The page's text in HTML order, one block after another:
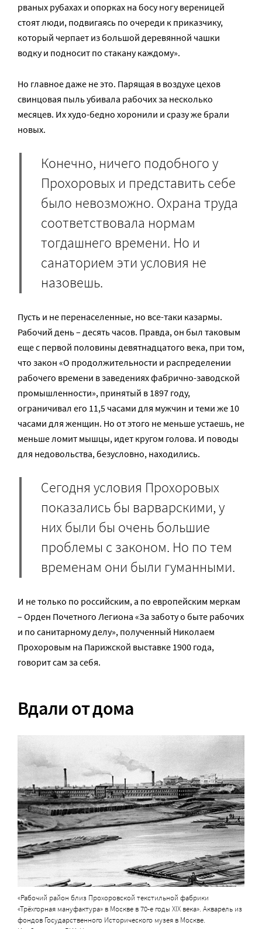
рваных рубахах и опорках на босу ногу вереницей
стоят люди, подвигаясь по очереди к приказчику,
который черпает из большой деревянной чашки
водку и подносит по стакану каждому».
Но главное даже не это. Парящая в воздухе цехов
свинцовая пыль убивала рабочих за несколько
месяцев. Их худо-бедно хоронили и сразу же брали
новых.
Конечно, ничего подобного у
Прохоровых и представить себе
было невозможно. Охрана труда
соответствовала нормам
тогдашнего времени. Но и
санаторием эти условия не
назовешь.
Пусть и не перенаселенные, но все-таки казармы.
Рабочий день – десять часов. Правда, он был таковым
еще с первой половины девятнадцатого века, при том,
что закон «О продолжительности и распределении
рабочего времени в заведениях фабрично-заводской
промышленности», принятый в 1897 году,
ограничивал его 11,5 часами для мужчин и теми же 10
часами для женщин. Но от этого не меньше устаешь, не
меньше ломит мышцы, идет кругом голова. И поводы
для недовольства, безусловно, находились.
Сегодня условия Прохоровых
показались бы варварскими, у
них были бы очень большие
проблемы с законом. Но по тем
временам они были гуманными.
И не только по российским, а по европейским меркам
– Орден Почетного Легиона «За заботу о быте рабочих
и по санитарному делу», полученный Николаем
Прохоровым на Парижской выставке 1900 года,
говорит сам за себя.
Вдали от дома
«Рабочий район близ Прохоровской текстильной фабрики
«Трёхгорная мануфактура» в Москве в 70-е годы XIX века». Акварель из
фондов Государственного Исторического музея в Москве.